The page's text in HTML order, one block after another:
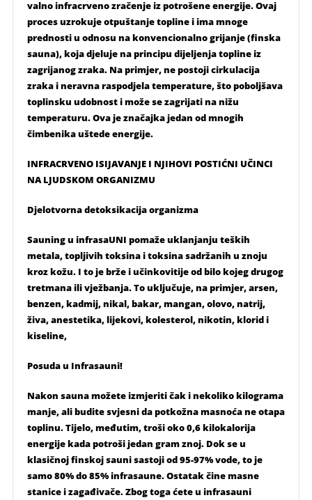
valno infracrveno zračenje iz potrošene energije. Ovaj
proces uzrokuje otpuštanje topline i ima mnoge
prednosti u odnosu na konvencionalno grijanje (finska
sauna), koja djeluje na principu dijeljenja topline iz
zagrijanog zraka. Na primjer, ne postoji cirkulacija
zraka i neravna raspodjela temperature, što poboljšava
toplinsku udobnost i može se zagrijati na nižu
temperaturu. Ova je značajka jedan od mnogih
čimbenika uštede energije.
INFRACRVENO ISIJAVANJE I NJIHOVI POSTIĆNI UČINCI
NA LJUDSKOM ORGANIZMU
Djelotvorna detoksikacija organizma
Sauning u infrasaUNI pomaže uklanjanju teških
metala, topljivih toksina i toksina sadržanih u znoju
kroz kožu. I to je brže i učinkovitije od bilo kojeg drugog
tretmana ili vježbanja. To uključuje, na primjer, arsen,
benzen, kadmij, nikal, bakar, mangan, olovo, natrij,
živa, anestetika, lijekovi, kolesterol, nikotin, klorid i
kiseline,
Posuda u Infrasauni!
Nakon sauna možete izmjeriti čak i nekoliko kilograma
manje, ali budite svjesni da potkožna masnoća ne otapa
toplinu. Tijelo, međutim, troši oko 0,6 kilokalorija
energije kada potroši jedan gram znoj. Dok se u
klasičnoj finskoj sauni sastoji od 95-97% vode, to je
samo 80% do 85% infrasaune. Ostatak čine masne
stanice i zagađivače. Zbog toga ćete u infrasauni